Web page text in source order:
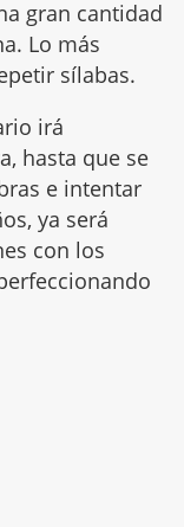
gran cantidad
Lo más
sílabas.
irá
hasta que se
e intentar
ya será
con los